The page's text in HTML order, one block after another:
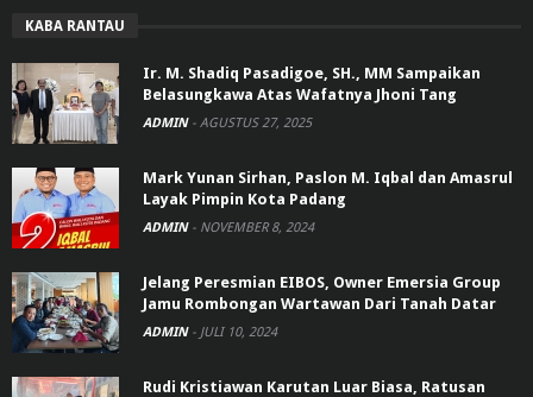
KABA RANTAU
Ir. M. Shadiq Pasadigoe, SH., MM Sampaikan
Belasungkawa Atas Wafatnya Jhoni Tang
ADMIN - AGUSTUS 27, 2025
Mark Yunan Sirhan, Paslon M. Iqbal dan Amasrul
Layak Pimpin Kota Padang
ADMIN - NOVEMBER 8, 2024
Jelang Peresmian EIBOS, Owner Emersia Group
Jamu Rombongan Wartawan Dari Tanah Datar
ADMIN - JULI 10, 2024
Rudi Kristiawan Karutan Luar Biasa, Ratusan